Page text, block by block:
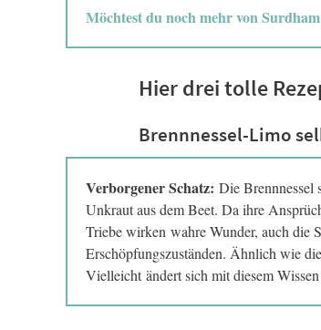
Möchtest du noch mehr von
Hier drei tolle
Brennnessel-Limo
Verborgener Schatz: Die Brennnessel
Unkraut aus dem Beet. Da ihre
Triebe wirken wahre Wunder, auch die
Erschöpfungszuständen. Ähnlich wie
Vielleicht ändert sich mit diesem